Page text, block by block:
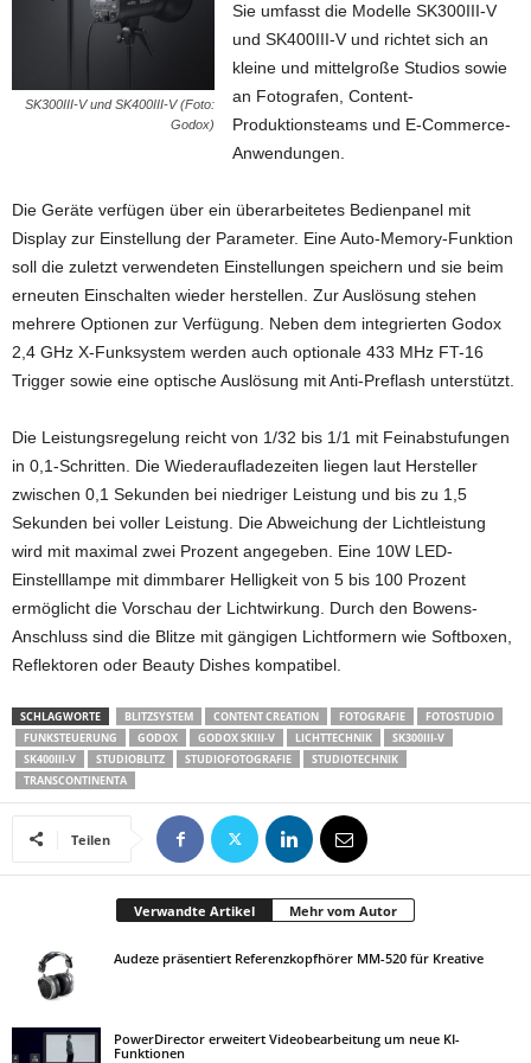
SK300III-V und SK400III-V (Foto:
Godox)
Sie umfasst die Modelle SK300III-V
und SK400III-V und richtet sich an
kleine und mittelgroße Studios sowie
an Fotografen, Content-
Produktionsteams und E-Commerce-
Anwendungen.
Die Geräte verfügen über ein überarbeitetes Bedienpanel mit
Display zur Einstellung der Parameter. Eine Auto-Memory-Funktion
soll die zuletzt verwendeten Einstellungen speichern und sie beim
erneuten Einschalten wieder herstellen. Zur Auslösung stehen
mehrere Optionen zur Verfügung. Neben dem integrierten Godox
2,4 GHz X-Funksystem werden auch optionale 433 MHz FT-16
Trigger sowie eine optische Auslösung mit Anti-Preflash unterstützt.
Die Leistungsregelung reicht von 1/32 bis 1/1 mit Feinabstufungen
in 0,1-Schritten. Die Wiederaufladezeiten liegen laut Hersteller
zwischen 0,1 Sekunden bei niedriger Leistung und bis zu 1,5
Sekunden bei voller Leistung. Die Abweichung der Lichtleistung
wird mit maximal zwei Prozent angegeben. Eine 10W LED-
Einstelllampe mit dimmbarer Helligkeit von 5 bis 100 Prozent
ermöglicht die Vorschau der Lichtwirkung. Durch den Bowens-
Anschluss sind die Blitze mit gängigen Lichtformern wie Softboxen,
Reflektoren oder Beauty Dishes kompatibel.
SCHLAGWORTE BLITZSYSTEM CONTENT CREATION FOTOGRAFIE
FOTOSTUDIO
FUNKSTEUERUNG
GODOX GODOX SKIII-V LICHTTECHNIK
SK300III-V
SK400III-V
STUDIOBLITZ STUDIOFOTOGRAFIE
STUDIOTECHNIK
TRANSCONTINENTA
Teilen
Verwandte Artikel Mehr vom Autor
Audeze präsentiert Referenzkopfhörer MM-520 für Kreative
PowerDirector erweitert Videobearbeitung um neue KI-
Funktionen